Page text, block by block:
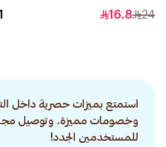
24
16.8
استمتع بميزات حصرية داخل
وخصومات مميزة. وتوصيل
للمستخدمين الجدد!